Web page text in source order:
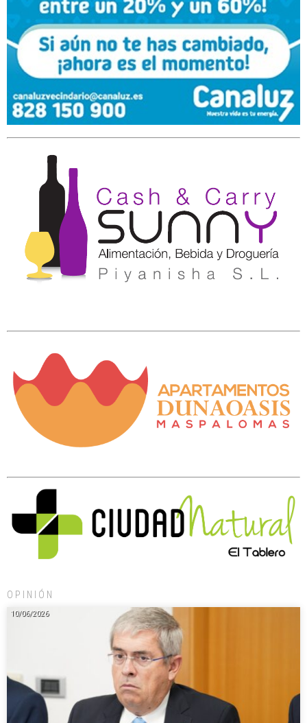
OPINIÓN
10/06/2026